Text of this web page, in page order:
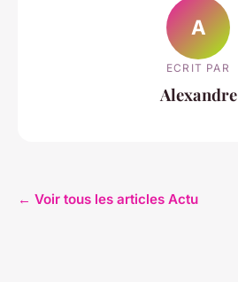
A
ECRIT PAR
Alexandre
← Voir tous les articles Actu